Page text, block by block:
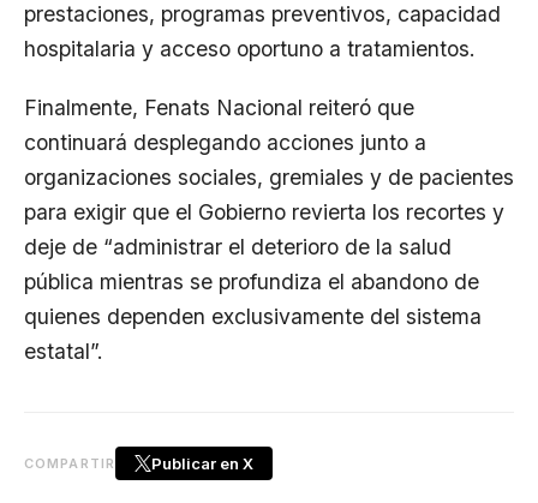
prestaciones, programas preventivos, capacidad
hospitalaria y acceso oportuno a tratamientos.
Finalmente, Fenats Nacional reiteró que
continuará desplegando acciones junto a
organizaciones sociales, gremiales y de pacientes
para exigir que el Gobierno revierta los recortes y
deje de “administrar el deterioro de la salud
pública mientras se profundiza el abandono de
quienes dependen exclusivamente del sistema
estatal”.
COMPARTIR Publicar en X